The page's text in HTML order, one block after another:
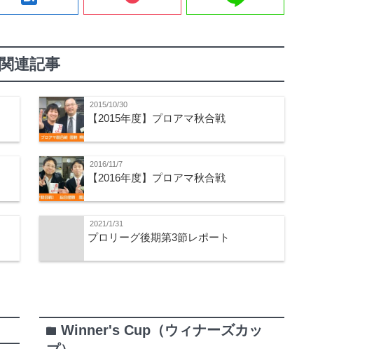
関連記事
2015/10/30
【2015年度】プロアマ秋合戦
2016/11/7
【2016年度】プロアマ秋合戦
2021/1/31
プロリーグ後期第3節レポート
folder Winner's Cup（ウィナーズカッ